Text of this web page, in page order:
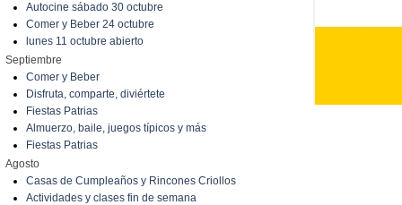
Autocine sábado 30 octubre
Comer y Beber 24 octubre
lunes 11 octubre abierto
Septiembre
Comer y Beber
Disfruta, comparte, diviértete
Fiestas Patrias
Almuerzo, baile, juegos típicos y más
Fiestas Patrias
Agosto
Casas de Cumpleaños y Rincones Criollos
Actividades y clases fin de semana